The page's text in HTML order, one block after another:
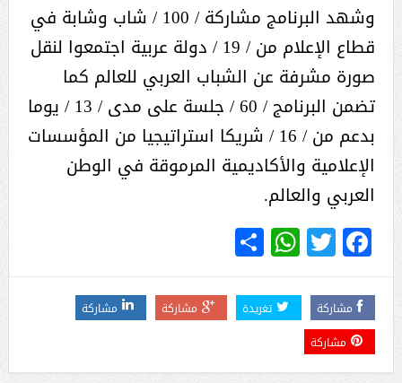
وشهد البرنامج مشاركة / 100 / شاب وشابة في
قطاع الإعلام من / 19 / دولة عربية اجتمعوا لنقل
صورة مشرفة عن الشباب العربي للعالم كما
تضمن البرنامج / 60 / جلسة على مدى / 13 / يوما
بدعم من / 16 / شريكا استراتيجيا من المؤسسات
الإعلامية والأكاديمية المرموقة في الوطن
العربي والعالم.
Facebook
Twitter
WhatsApp
Share
مشاركة تغريدة مشاركة
مشاركة
مشاركة